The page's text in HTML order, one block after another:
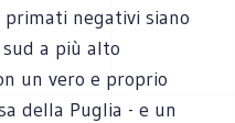
negativi siano
a più alto
un vero e proprio
della Puglia - e un